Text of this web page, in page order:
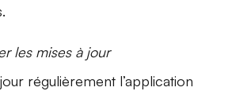
les mises à jour
régulièrement l’application